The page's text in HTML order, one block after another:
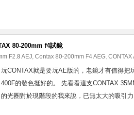
80-200mm f4試鏡
F2.8 AEJ, Contax 80-200mm F4 AEG, CONTAX
玩CONTAX就是要玩AE版的，老鏡才有值得
400F的發色挺好的。 先看看這支CONTAX
的光圈對於現階段的我來說，已無太大的吸引